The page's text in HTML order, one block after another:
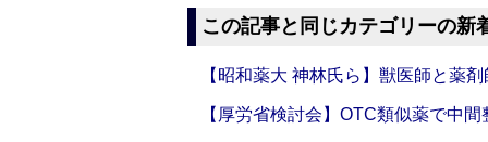
この記事と同じカテゴリーの新
【昭和薬大 神林氏ら】獣医師と薬
【厚労省検討会】OTC類似薬で中